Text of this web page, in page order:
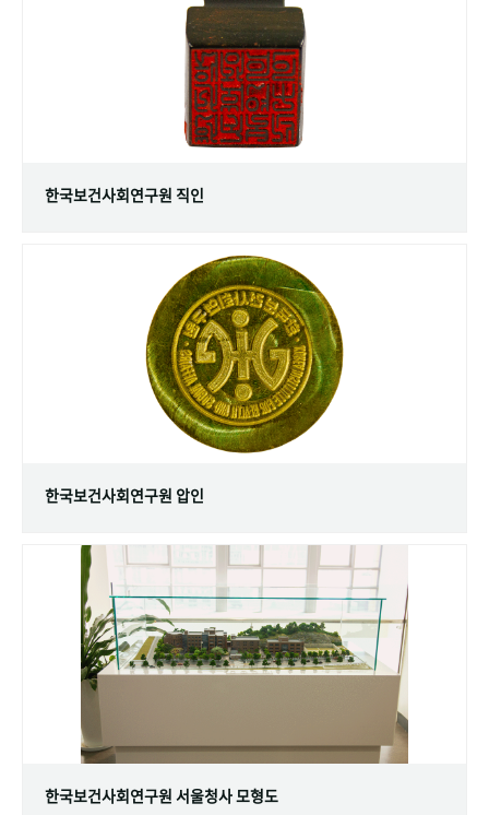
한국보건사회연구원 직인
한국보건사회연구원 압인
한국보건사회연구원 서울청사 모형도